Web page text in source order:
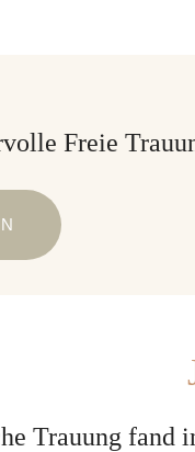
Freie
Trauung fand